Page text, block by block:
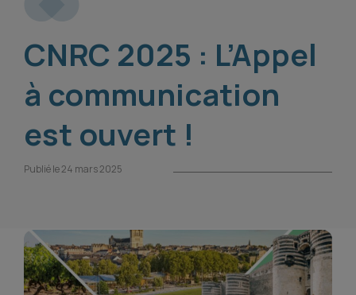
CNRC 2025 : L’Appel
à communication
est ouvert !
Publié le 24 mars 2025